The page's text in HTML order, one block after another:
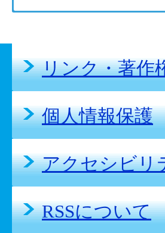
リンク・著作
個人情報保護
アクセシビリ
RSSについて